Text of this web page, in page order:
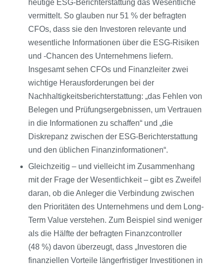
heutige ESG-Berichterstattung das Wesentliche
vermittelt. So glauben nur 51 % der befragten
CFOs, dass sie den Investoren relevante und
wesentliche Informationen über die ESG-Risiken
und ‑Chancen des Unternehmens liefern.
Insgesamt sehen CFOs und Finanzleiter zwei
wichtige Herausforderungen bei der
Nachhaltigkeitsberichterstattung: „das Fehlen von
Belegen und Prüfungsergebnissen, um Vertrauen
in die Informationen zu schaffen“ und „die
Diskrepanz zwischen der ESG-Berichterstattung
und den üblichen Finanzinformationen“.
Gleichzeitig – und vielleicht im Zusammenhang
mit der Frage der Wesentlichkeit – gibt es Zweifel
daran, ob die Anleger die Verbindung zwischen
den Prioritäten des Unternehmens und dem Long-
Term Value verstehen. Zum Beispiel sind weniger
als die Hälfte der befragten Finanzcontroller
(48 %) davon überzeugt, dass „Investoren die
finanziellen Vorteile längerfristiger Investitionen in